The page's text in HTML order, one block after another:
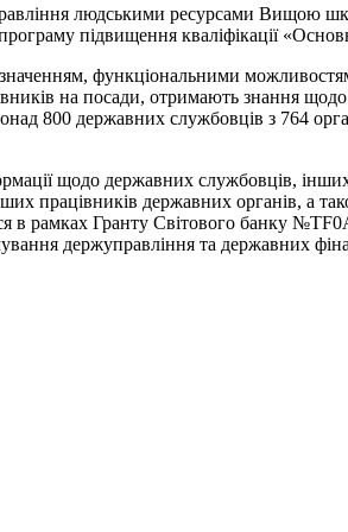
людськими ресурсами Вищою
підвищення кваліфікації
функціональними
на посади, отримають знання
800 державних службовців з 764
щодо державних службовців,
працівників державних органів, а
в рамках Гранту Світового банку
держуправління та державних